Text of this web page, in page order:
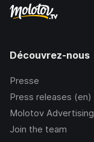
Découvrez-nous
Presse
Press releases (en)
Molotov Advertising
Join the team